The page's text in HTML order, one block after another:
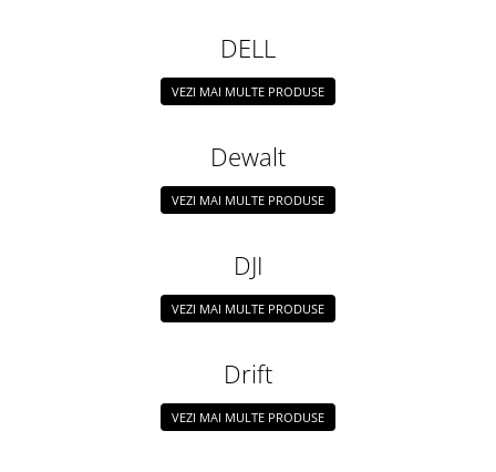
DELL
VEZI MAI MULTE PRODUSE
Dewalt
VEZI MAI MULTE PRODUSE
DJI
VEZI MAI MULTE PRODUSE
Drift
VEZI MAI MULTE PRODUSE